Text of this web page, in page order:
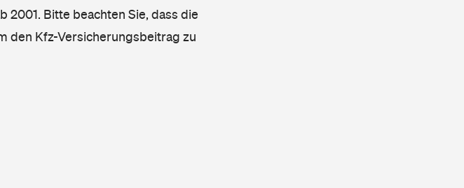
2001. Bitte beachten Sie, dass die
den Kfz-Versicherungsbeitrag zu